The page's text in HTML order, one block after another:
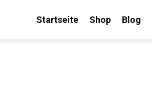
Startseite Shop Blog